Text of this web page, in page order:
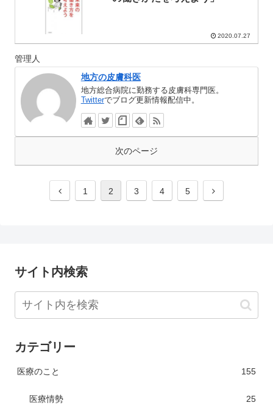
2020.07.27
管理人
地方の皮膚科医
地方総合病院に勤務する皮膚科専門医。
Twitterでブログ更新情報配信中。
次のページ
1 2 3 4 5
サイト内検索
カテゴリー
医療のこと 155
医療情勢 25